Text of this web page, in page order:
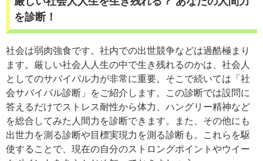
を診断！
社会は弱肉強食です。社内での出世競争などは過酷極まり
ます。厳しい社会人人生の中で生き残れるのかは、社会人
としてのサバイバル力が非常に重要。そこで続いては「社
会サバイバル診断」をご紹介します。この診断では設問に
答えるだけでストレス耐性から体力、ハングリー精神など
を総合してみた人間力を診断できます。また、その他にも
出世力を測る診断や目標実現力を測る診断も。これらを駆
使することで、現在の自分のストロングポイントやウイー